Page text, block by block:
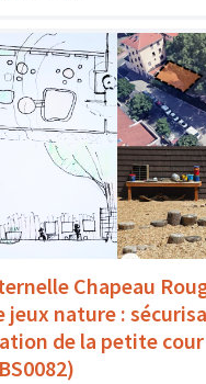
Chapeau
jeux nature :
de la petite cour